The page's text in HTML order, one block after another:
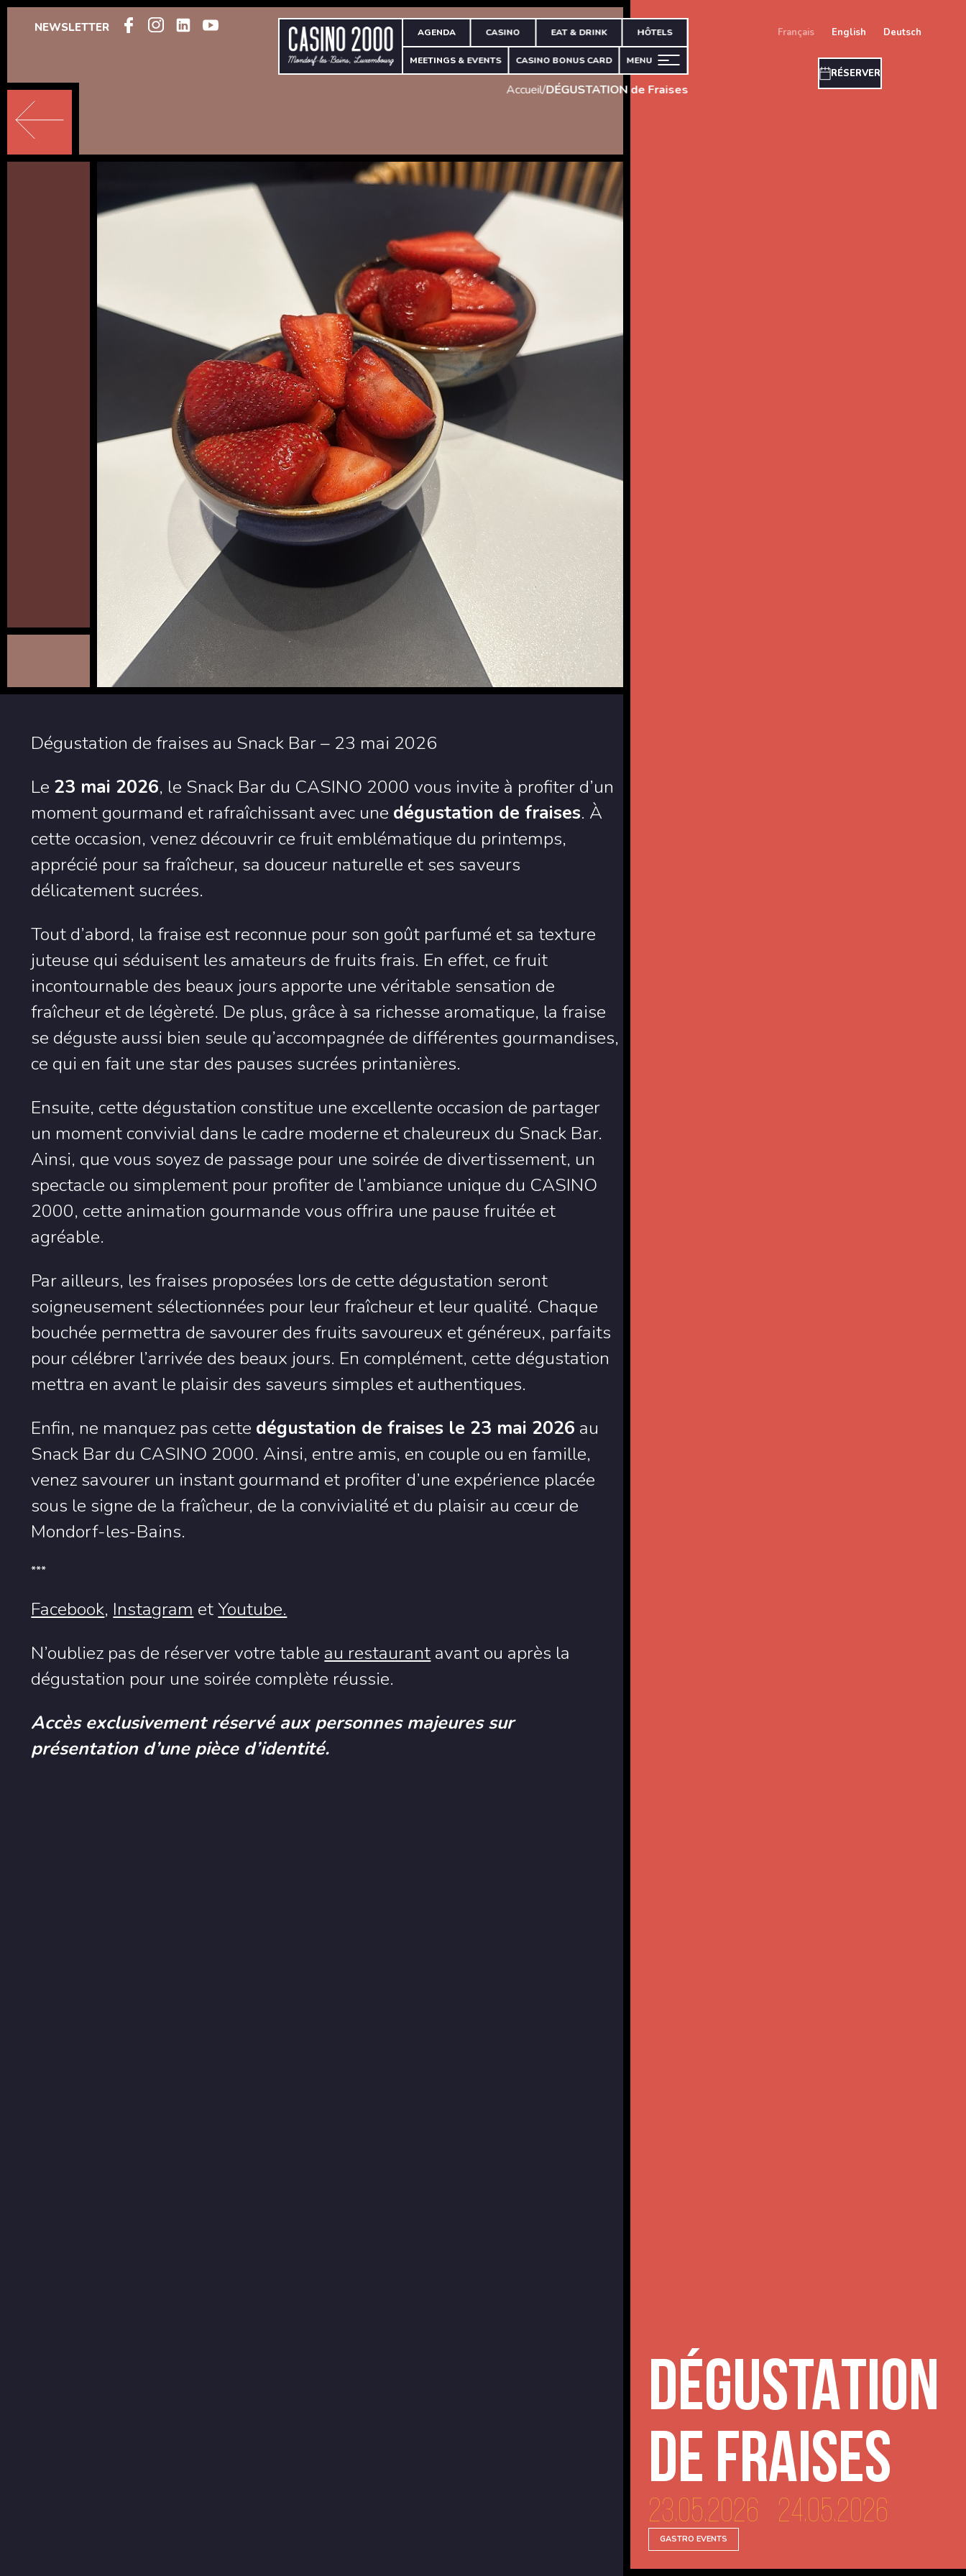
NEWSLETTER AGENDA CASINO EAT & DRINK HÔTELS
MEETINGS & EVENTS CASINO BONUS CARD MENU
Accueil/DÉGUSTATION de Fraises
français english deutsch
RÉSERVER
Dégustation de fraises au Snack Bar – 23 mai 2026
Le 23 mai 2026, le Snack Bar du CASINO 2000 vous invite à profiter d’un
moment gourmand et rafraîchissant avec une dégustation de fraises. À
cette occasion, venez découvrir ce fruit emblématique du printemps,
apprécié pour sa fraîcheur, sa douceur naturelle et ses saveurs
délicatement sucrées.
Tout d’abord, la fraise est reconnue pour son goût parfumé et sa texture
juteuse qui séduisent les amateurs de fruits frais. En effet, ce fruit
incontournable des beaux jours apporte une véritable sensation de
fraîcheur et de légèreté. De plus, grâce à sa richesse aromatique, la fraise
se déguste aussi bien seule qu’accompagnée de différentes gourmandises,
ce qui en fait une star des pauses sucrées printanières.
Ensuite, cette dégustation constitue une excellente occasion de partager
un moment convivial dans le cadre moderne et chaleureux du Snack Bar.
Ainsi, que vous soyez de passage pour une soirée de divertissement, un
spectacle ou simplement pour profiter de l’ambiance unique du CASINO
2000, cette animation gourmande vous offrira une pause fruitée et
agréable.
Par ailleurs, les fraises proposées lors de cette dégustation seront
soigneusement sélectionnées pour leur fraîcheur et leur qualité. Chaque
bouchée permettra de savourer des fruits savoureux et généreux, parfaits
pour célébrer l’arrivée des beaux jours. En complément, cette dégustation
mettra en avant le plaisir des saveurs simples et authentiques.
Enfin, ne manquez pas cette dégustation de fraises le 23 mai 2026 au
Snack Bar du CASINO 2000. Ainsi, entre amis, en couple ou en famille,
venez savourer un instant gourmand et profiter d’une expérience placée
sous le signe de la fraîcheur, de la convivialité et du plaisir au cœur de
Mondorf-les-Bains.
***
Facebook, Instagram et Youtube.
N’oubliez pas de réserver votre table au restaurant avant ou après la
dégustation pour une soirée complète réussie.
Accès exclusivement réservé aux personnes majeures sur
présentation d’une pièce d’identité.
DÉGUSTATION
de Fraises
23.05.2026 - 24.05.2026
GASTRO EVENTS